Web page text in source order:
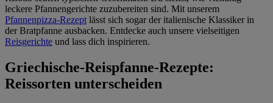
leckere Pfannengerichte zuzubereiten sind. Mit unserem
Pfannenpizza-Rezept lässt sich sogar der italienische Klassiker in
der Bratpfanne ausbacken. Entdecke auch unsere vielseitigen
Reisgerichte und lass dich inspirieren.
Griechische-Reispfanne-Rezepte:
Reissorten unterscheiden